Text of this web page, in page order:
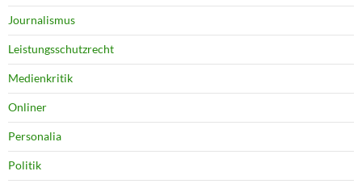
Journalismus
Leistungsschutzrecht
Medienkritik
Onliner
Personalia
Politik